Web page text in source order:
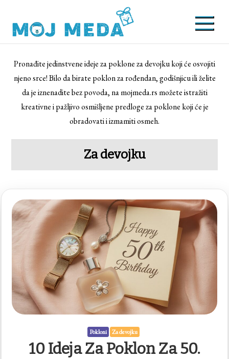
content
Moj meda
Saveti za unikatne i kreativne poklone
Pronađite jedinstvene ideje za poklone za devojku koji će osvojiti
njeno srce! Bilo da birate poklon za rođendan, godišnjicu ili želite
da je iznenadite bez povoda, na mojmeda.rs možete istražiti
kreativne i pažljivo osmišljene predloge za poklone koji će je
obradovati i izmamiti osmeh.
Za devojku
Pokloni Za devojku
10 Ideja Za Poklon Za 50.